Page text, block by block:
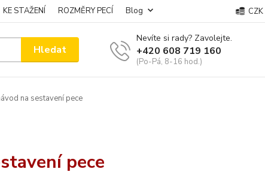
KE STAŽENÍ ROZMĚRY PECÍ Blog CZK
Hledat
Nevíte si rady? Zavolejte.
+420 608 719 160
(Po-Pá, 8-16 hod.)
na sestavení pece
pece